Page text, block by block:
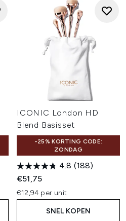
ICONIC London HD
Blend Basisset
-25% KORTING CODE:
ZONDAG
4.8 (188)
€51,75
€12,94 per unit
SNEL KOPEN